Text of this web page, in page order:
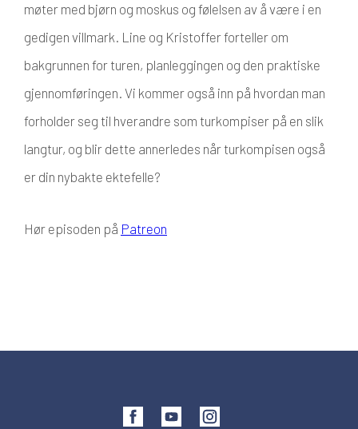
møter med bjørn og moskus og følelsen av å være i en
gedigen villmark. Line og Kristoffer forteller om
bakgrunnen for turen, planleggingen og den praktiske
gjennomføringen. Vi kommer også inn på hvordan man
forholder seg til hverandre som turkompiser på en slik
langtur, og blir dette annerledes når turkompisen også
er din nybakte ektefelle?
Hør episoden på Patreon